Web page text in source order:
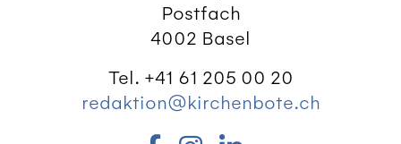
Postfach
4002 Basel
Tel. +41 61 205 00 20
redaktion@kirchenbote.ch